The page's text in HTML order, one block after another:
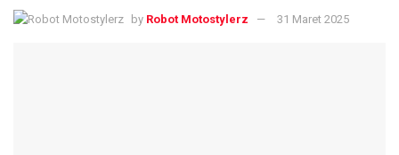
by Robot Motostylerz 31 Maret 2025